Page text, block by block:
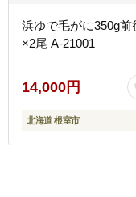
浜ゆで毛がに350g前
×2尾 A-21001
14,000円
北海道 根室市